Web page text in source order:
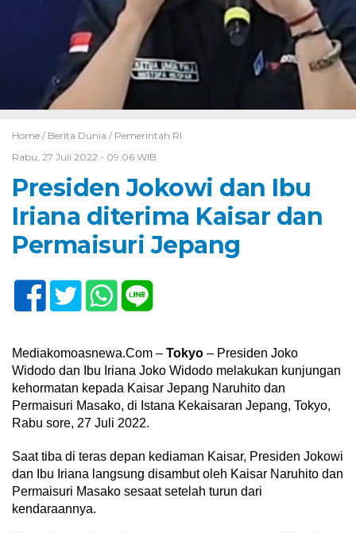
Home / Berita Dunia / Pemerintah RI
Rabu, 27 Juli 2022 - 09:06 WIB
Presiden Jokowi dan Ibu
Iriana diterima Kaisar dan
Permaisuri Jepang
Mediakomoasnewa.Com – Tokyo – Presiden Joko
Widodo dan Ibu Iriana Joko Widodo melakukan kunjungan
kehormatan kepada Kaisar Jepang Naruhito dan
Permaisuri Masako, di Istana Kekaisaran Jepang, Tokyo,
Rabu sore, 27 Juli 2022.
Saat tiba di teras depan kediaman Kaisar, Presiden Jokowi
dan Ibu Iriana langsung disambut oleh Kaisar Naruhito dan
Permaisuri Masako sesaat setelah turun dari
kendaraannya.